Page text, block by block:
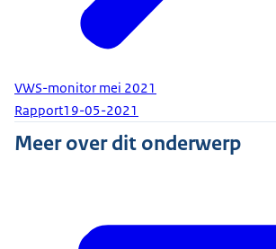
VWS-monitor mei 2021
Rapport19-05-2021
Meer over dit onderwerp